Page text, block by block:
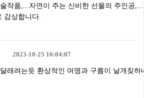
작품,...자연이 주는 신비한 선물의 주인공
감상합니다.
2023-10-25 16:04:07
래려는듯 환상적인 여명과 구름이 날개짖하